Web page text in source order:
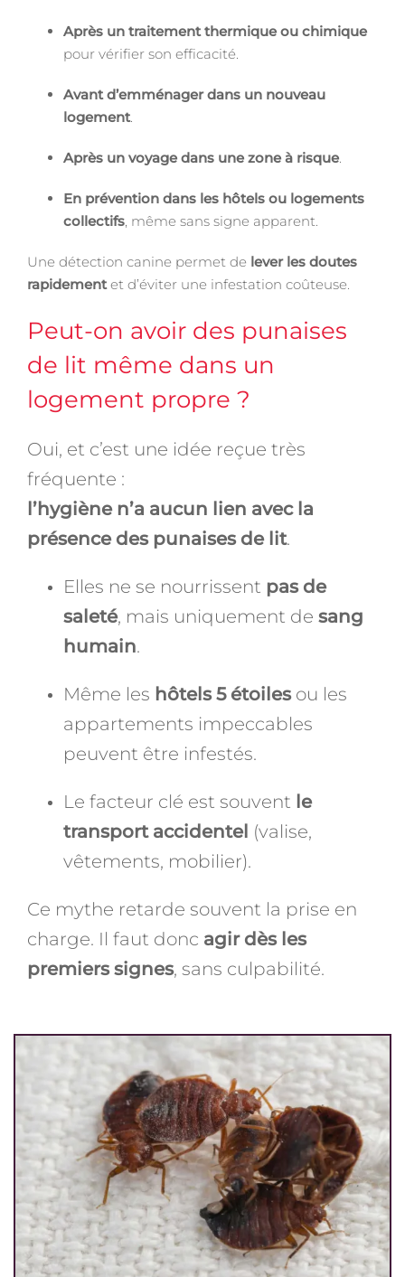
Après un traitement thermique ou chimique
pour vérifier son efficacité.
Avant d’emménager dans un nouveau
logement.
Après un voyage dans une zone à risque
En prévention dans les hôtels ou logements
collectifs , même sans signe apparent.
Une détection canine permet de lever les doutes
rapidementet d’éviter une infestation coûteuse.
Peut-on avoir des punaises
de lit même dans un
logement propre ?
Oui, et c’est une idée reçue très
fréquente :
l’hygiène n’a aucun lien avec la
présence des punaises de lit.
Elles ne se nourrissent pas de
saleté, mais uniquement de sang
humain.
Même les hôtels 5 étoilesou les
appartements impeccables
peuvent être infestés.
Le facteur clé est souvent le
transport accidentel (valise,
vêtements, mobilier).
Ce mythe retarde souvent la prise en
charge. Il faut donc agir dès les
premiers signes, sans culpabilité.